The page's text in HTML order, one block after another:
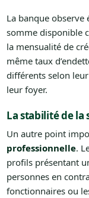
La banque observe
somme disponible
la mensualité de
même taux
différents selon
leur foyer.
La stabilité de
Un autre point
professionnelle.
profils présentant
personnes en
fonctionnaires ou